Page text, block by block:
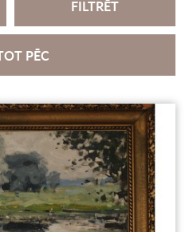
FILTRĒT
PĒC